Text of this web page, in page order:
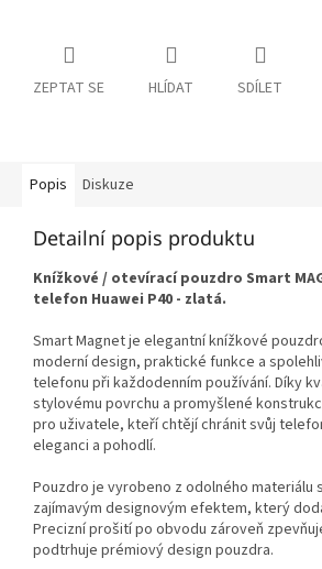
ZEPTAT SE HLÍDAT SDÍLET
Popis Diskuze
Detailní popis produktu
Knížkové / otevírací pouzdro Smart
telefon Huawei P40 - zlatá.
Smart Magnet je elegantní knížkové
moderní design, praktické funkce a
telefonu při každodenním používání. Díky
stylovému povrchu a promyšlené
pro uživatele, kteří chtějí chránit svůj
eleganci a pohodlí.
Pouzdro je vyrobeno z odolného materiálu
zajímavým designovým efektem, který
Precizní prošití po obvodu zároveň
podtrhuje prémiový design pouzdra.